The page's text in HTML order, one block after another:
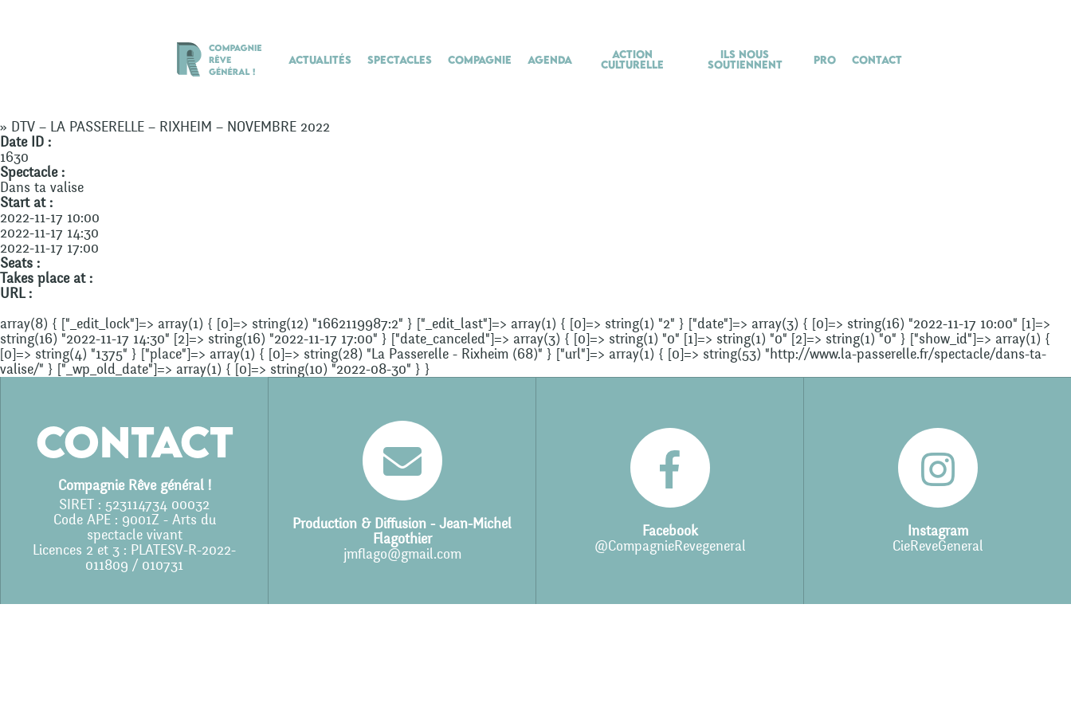
Actualités Spectacles Compagnie Agenda
Action
culturelle
Ils nous
soutiennent
Pro Contact
» DTV – LA PASSERELLE – RIXHEIM – NOVEMBRE 2022
Date ID :
1630
Spectacle :
Dans ta valise
Start at :
2022-11-17 10:00
2022-11-17 14:30
2022-11-17 17:00
Seats :
Takes place at :
URL :
array(8) { ["_edit_lock"]=> array(1) { [0]=> string(12) "1662119987:2" } ["_edit_last"]=> array(1) { [0]=> string(1) "2" } ["date"]=> array(3) { [0]=> string(16) "2022-11-17 10:00" [1]=>
string(16) "2022-11-17 14:30" [2]=> string(16) "2022-11-17 17:00" } ["date_canceled"]=> array(3) { [0]=> string(1) "0" [1]=> string(1) "0" [2]=> string(1) "0" } ["show_id"]=> array(1) {
[0]=> string(4) "1375" } ["place"]=> array(1) { [0]=> string(28) "La Passerelle - Rixheim (68)" } ["url"]=> array(1) { [0]=> string(53) "http://www.la-passerelle.fr/spectacle/dans-ta-
valise/" } ["_wp_old_date"]=> array(1) { [0]=> string(10) "2022-08-30" } }
Contact
Compagnie Rêve général !
SIRET : 523114734 00032
Code APE : 9001Z - Arts du
spectacle vivant
Licences 2 et 3 : PLATESV-R-2022-
011809 / 010731
Production & Diffusion - Jean-Michel
Flagothier
jmflago@gmail.com
Facebook
@CompagnieRevegeneral
Instagram
CieReveGeneral